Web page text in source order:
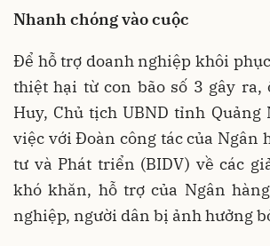
Nhanh chóng vào cuộc
Để hỗ trợ doanh nghiệp khôi
thiệt hại từ con bão số 3 gây ra,
Huy, Chủ tịch UBND tỉnh Quảng
việc với Đoàn công tác của Ngân
tư và Phát triển (BIDV) về các
khó khăn, hỗ trợ của Ngân
nghiệp, người dân bị ảnh hưởng